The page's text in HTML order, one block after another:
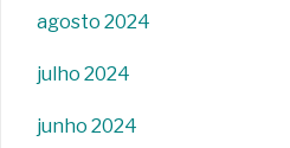
agosto 2024
julho 2024
junho 2024